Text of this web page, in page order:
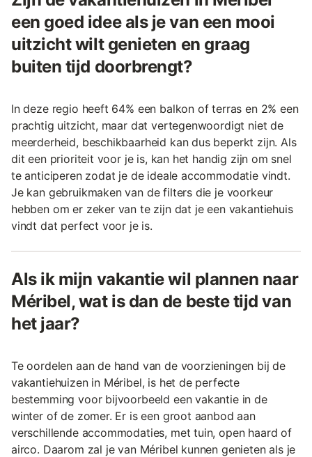
een goed idee als je van een mooi
uitzicht wilt genieten en graag
buiten tijd doorbrengt?
In deze regio heeft 64% een balkon of terras en 2% een
prachtig uitzicht, maar dat vertegenwoordigt niet de
meerderheid, beschikbaarheid kan dus beperkt zijn. Als
dit een prioriteit voor je is, kan het handig zijn om snel
te anticiperen zodat je de ideale accommodatie vindt.
Je kan gebruikmaken van de filters die je voorkeur
hebben om er zeker van te zijn dat je een vakantiehuis
vindt dat perfect voor je is.
Als ik mijn vakantie wil plannen naar
Méribel, wat is dan de beste tijd van
het jaar?
Te oordelen aan de hand van de voorzieningen bij de
vakantiehuizen in Méribel, is het de perfecte
bestemming voor bijvoorbeeld een vakantie in de
winter of de zomer. Er is een groot aanbod aan
verschillende accommodaties, met tuin, open haard of
airco. Daarom zal je van Méribel kunnen genieten als je